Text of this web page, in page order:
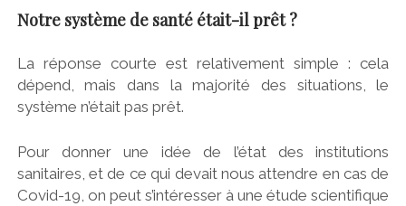
Notre système de santé était-il prêt ?
La réponse courte est relativement simple : cela
dépend, mais dans la majorité des situations, le
système n’était pas prêt.
Pour donner une idée de l’état des institutions
sanitaires, et de ce qui devait nous attendre en cas de
Covid-19, on peut s’intéresser à une étude scientifique